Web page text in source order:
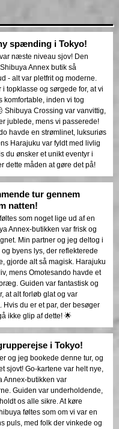
spænding i Tokyo!
næste niveau sjov! Den
Annex butik så
- alt var pletfrit og moderne.
i topklasse og sørgede for, at vi
komfortable, inden vi tog
Shibuya Crossing var vanvittig,
jublede, mens vi passerede!
havde en strømlinet, luksuriøs
Harajuku var fyldt med livlig
du ønsker et unikt eventyr i
dette måden at gøre det på!
tur gennem
natten!
som noget lige ud af en
Annex-butikken var frisk og
Min partner og jeg deltog i
byens lys, der reflekterede
gjorde alt så magisk. Harajuku
mens Omotesando havde et
Guiden var fantastisk og
at alt forløb glat og var
Hvis du er et par, der besøger
ikke glip af dette! 🌟
i Tokyo!
og jeg bookede denne tur, og
sjovt! Go-kartene var helt nye,
Annex-butikken var
Guiden var underholdende,
os alle sikre. At køre
føltes som om vi var en
puls, med folk der vinkede og